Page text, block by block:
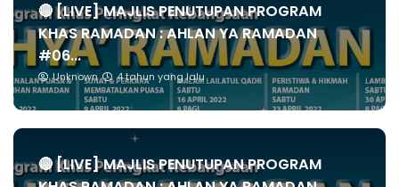
🔴 [LIVE] MAJLIS PENUTUPAN PROGRAM
KHAS RAMADAN : AHLAN YA RAMADAN
#06...
Unknown 4 tahun yang lalu
🔴 [LIVE] MAJLIS PENUTUPAN PROGRAM